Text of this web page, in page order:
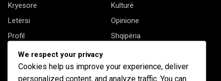
Kryesore
Kulturë
Letërsi
Opinione
Profil
Shqipëria
Shqiptarët në biznes
Të tjera
We respect your privacy
Cookies help us improve your experience, deliver
personalized content, and analyze traffic. You can